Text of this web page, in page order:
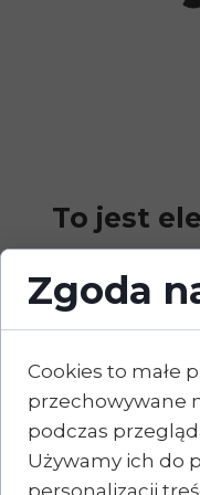
To jest
Zgoda
Cookies to małe
przechowywane
podczas
Używamy ich do
personalizacji